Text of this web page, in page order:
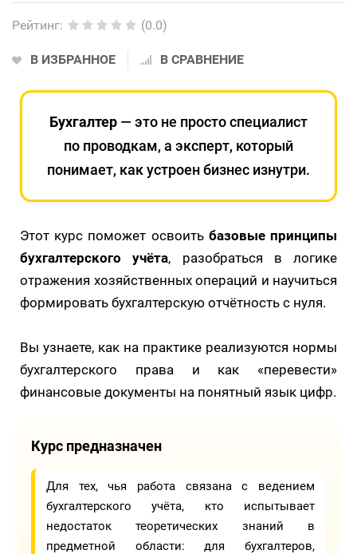
Рейтинг: (0.0)
В ИЗБРАННОЕ В СРАВНЕНИЕ
Бухгалтер — это не просто специалист
по проводкам, а эксперт, который
понимает, как устроен бизнес изнутри.
Этот курс поможет освоить базовые принципы
бухгалтерского учёта, разобраться в логике
отражения хозяйственных операций и научиться
формировать бухгалтерскую отчётность с нуля.
Вы узнаете, как на практике реализуются нормы
бухгалтерского права и как «перевести»
финансовые документы на понятный язык цифр.
Курс предназначен
Для тех, чья работа связана с ведением
бухгалтерского учёта, кто испытывает
недостаток теоретических знаний в
предметной области: для бухгалтеров,